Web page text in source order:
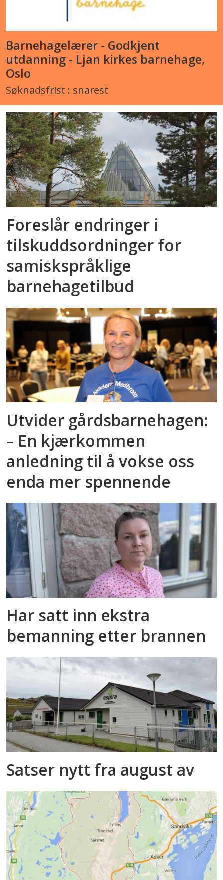
Barnehagelærer - Godkjent
utdanning - Ljan kirkes barnehage,
Oslo
Søknadsfrist : snarest
Foreslår endringer i
tilskuddsordninger for
samiskspråklige
barnehagetilbud
Utvider gårdsbarnehagen:
– En kjærkommen
anledning til å vokse oss
enda mer spennende
Har satt inn ekstra
bemanning etter brannen
Satser nytt fra august av